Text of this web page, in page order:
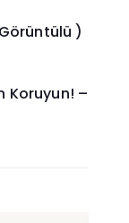
)
Koruyun! –